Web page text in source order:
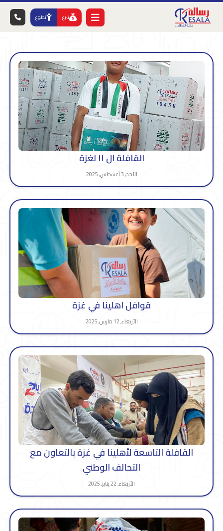
تبرع تطوع
القافلة ال ١١ لغزة
الأحد, 3 أغسطس, 2025
قوافل اهلينا في غزة
الأربعاء, 12 مارس, 2025
القافلة التاسعة لأهلينا في غزة بالتعاون مع
التحالف الوطني
الأربعاء, 22 يناير, 2025